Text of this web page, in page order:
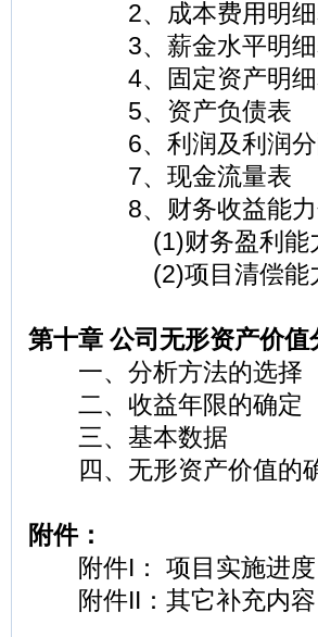
2、成本费用明细
3、薪金水平明细
4、固定资产明细
5、资产负债表
6、利润及利润分
7、现金流量表
8、财务收益能力
(1)财务盈利能力
(2)项目清偿能力
第十章 公司无形资产价值
一、分析方法的选择
二、收益年限的确定
三、基本数据
四、无形资产价值的
附件：
附件I： 项目实施进度
附件II：其它补充内容